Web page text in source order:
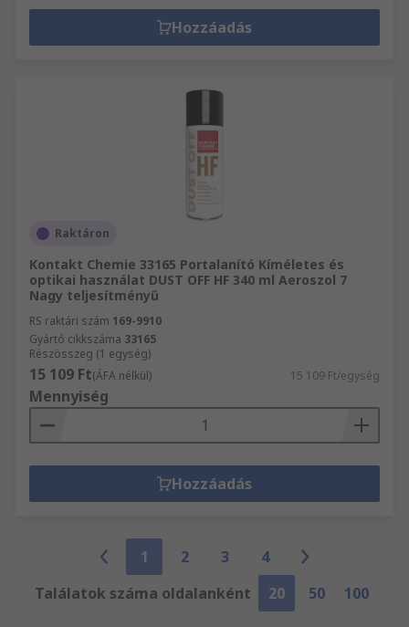
Hozzáadás
Raktáron
Kontakt Chemie 33165 Portalanító Kíméletes és
optikai használat DUST OFF HF 340 ml Aeroszol 7
Nagy teljesítményű
RS raktári szám 169-9910
Gyártó cikkszáma 33165
Részösszeg (1 egység)
15 109 Ft(ÁFA nélkül) 15 109 Ft/egység
Mennyiség
Hozzáadás
1 2 3
4
Találatok száma oldalanként
20 50 100